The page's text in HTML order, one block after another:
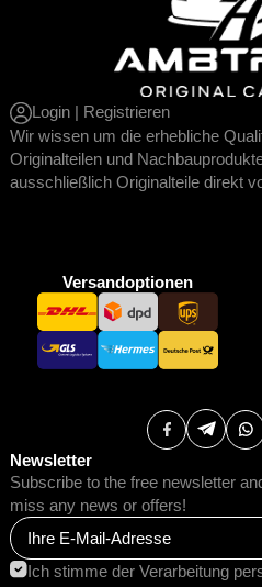
Login | Registrieren
Wir wissen um die erhebliche
Originalteilen und
ausschließlich Originalteile direkt
Versandoptionen
Newsletter
Subscribe to the free newsletter
miss any news or offers!
Ich stimme der Verarbeitung